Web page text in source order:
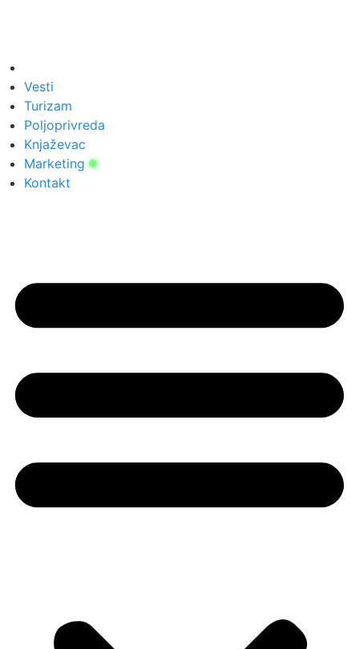
Vesti
Turizam
Poljoprivreda
Knjaževac
Marketing
Kontakt